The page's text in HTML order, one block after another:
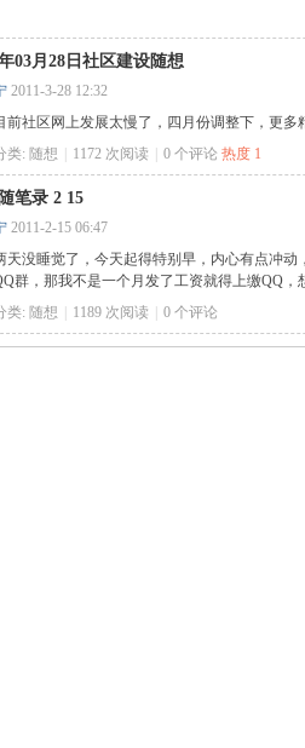
03月28日社区建设随想
2011-3-28 12:32
前社区网上发展太慢了，四月份调整下，更多
类: 随想 1172 次阅读 0 个评论 热度 1
笔录 2 15
2011-2-15 06:47
天没睡觉了，今天起得特别早，内心有点冲
群，那我不是一个月发了工资就得上缴QQ，
类: 随想 1189 次阅读 0 个评论